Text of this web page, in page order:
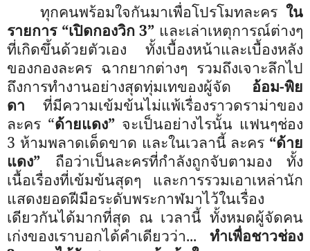
ทุกคนพร้อมใจกันมาเพื่อโปรโมทละคร ใน
รายการ “เปิดกองวิก3” และเล่าเหตุการณ์ต่างๆ
ที่เกิดขึ้นด้วยตัวเอง ทั้งเบื้องหน้าและเบื้องหลัง
ของกองละคร ฉากยากต่างๆ รวมถึงเจาะลึกไป
ถึงการทำงานอย่างสุดทุ่มเทของผู้จัด อ้อม-พิย
ดา
ที่มีความเข้มข้นไม่แพ้เรื่องราวดราม่าของ
ละคร “ด้ายแดง” จะเป็นอย่างไรนั้น แฟนๆช่อง
3 ห้ามพลาดเด็ดขาด และในเวลานี้ ละคร “ด้าย
แดง” ถือว่าเป็นละครที่กำลังถูกจับตามอง ทั้ง
เนื้อเรื่องที่เข้มข้นสุดๆ และการรวมเอาเหล่านัก
แสดงยอดฝีมือระดับพระกาฬมาไว้ในเรื่อง
เดียวกันได้มากที่สุด ณ เวลานี้ ทั้งหมดผู้จัดคน
เก่งของเราบอกได้คำเดียวว่า... ทำเพื่อชาวช่อง